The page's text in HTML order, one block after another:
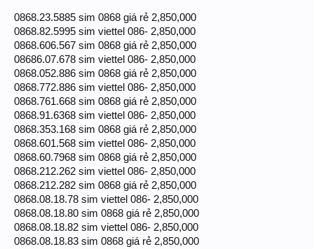
0868.23.5885 sim 0868 giá rẻ 2,850,000
0868.82.5995 sim viettel 086- 2,850,000
0868.606.567 sim 0868 giá rẻ 2,850,000
08686.07.678 sim viettel 086- 2,850,000
0868.052.886 sim 0868 giá rẻ 2,850,000
0868.772.886 sim viettel 086- 2,850,000
0868.761.668 sim 0868 giá rẻ 2,850,000
0868.91.6368 sim viettel 086- 2,850,000
0868.353.168 sim 0868 giá rẻ 2,850,000
0868.601.568 sim viettel 086- 2,850,000
0868.60.7968 sim 0868 giá rẻ 2,850,000
0868.212.262 sim viettel 086- 2,850,000
0868.212.282 sim 0868 giá rẻ 2,850,000
0868.08.18.78 sim viettel 086- 2,850,000
0868.08.18.80 sim 0868 giá rẻ 2,850,000
0868.08.18.82 sim viettel 086- 2,850,000
0868.08.18.83 sim 0868 giá rẻ 2,850,000